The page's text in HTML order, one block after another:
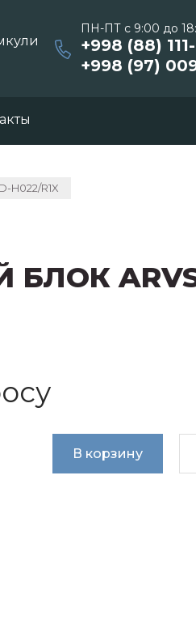
ПН-ПТ с 9:00 до
+998 (88)
+998 (97)
R1X
В корзину